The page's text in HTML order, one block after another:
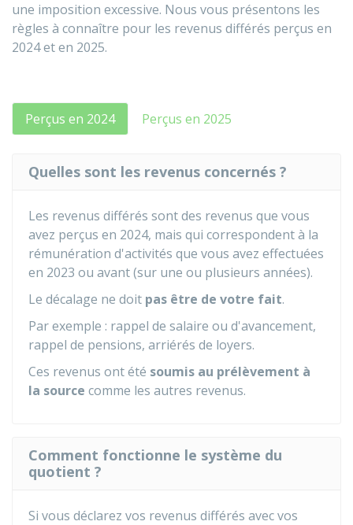
une imposition excessive. Nous vous présentons les
règles à connaître pour les revenus différés perçus en
2024 et en 2025.
Perçus en 2024 Perçus en 2025
Quelles sont les revenus concernés ?
Les revenus différés sont des revenus que vous
avez perçus en 2024, mais qui correspondent à la
rémunération d'activités que vous avez effectuées
en 2023 ou avant (sur une ou plusieurs années).
Le décalage ne doit pas être de votre fait.
Par exemple : rappel de salaire ou d'avancement,
rappel de pensions, arriérés de loyers.
Ces revenus ont été soumis au prélèvement à
la source comme les autres revenus.
Comment fonctionne le système du
quotient ?
Si vous déclarez vos revenus différés avec vos